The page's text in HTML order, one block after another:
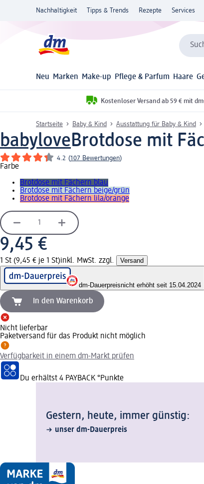
Nachhaltigkeit Tipps & Trends Rezepte Services
Neu Marken Make-up Pflege & Parfum Haare
Kostenloser Versand ab 59 € mit
Startseite Baby & Kind Ausstattung für Baby & Kind
babyloveBrotdose mit
4.2 (107 Bewertungen)
Farbe
Brotdose mit Fächern blau
Brotdose mit Fächern beige/grün
Brotdose mit Fächern lila/orange
9,45 €
1 St (9,45 € je 1 St)inkl. MwSt. zzgl. Versand
dm-Dauerpreisnicht erhöht seit 15.04.2024
In den Warenkorb
Nicht lieferbar
Paketversand für das Produkt nicht möglich
Verfügbarkeit in einem dm-Markt prüfen
Du erhältst 4 PAYBACK °Punkte
Gestern, heute, immer günstig:
unser dm-Dauerpreis